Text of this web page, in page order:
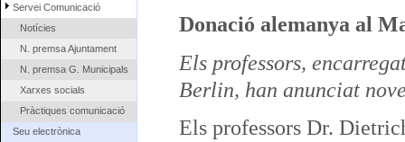
Servei Comunicació
Notícies
N. premsa Ajuntament
N. premsa G. Municipals
Xarxes socials
Pràctiques comunicació
Seu electrònica
Donació alemanya al
Els professors,
Berlin, han anunciat
Els professors Dr.